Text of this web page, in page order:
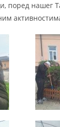
поред нашег